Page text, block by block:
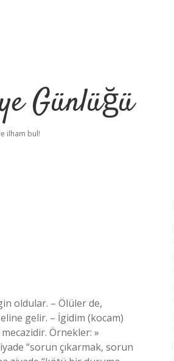
Günlüğü
ilham bul!
oldular. – Ölüler de,
gelir. – İgidim (kocam)
Örnekler: »
“sorun çıkarmak, sorun